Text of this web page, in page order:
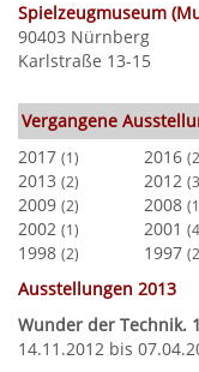
Spielzeugmuseum
90403 Nürnberg
Karlstraße 13-15
Vergangene
2017 (1) 2016
2013 (2) 2012
2009 (2) 2008
2002 (1) 2001
1998 (2) 1997
Ausstellungen 2013
Wunder der Technik.
14.11.2012 bis